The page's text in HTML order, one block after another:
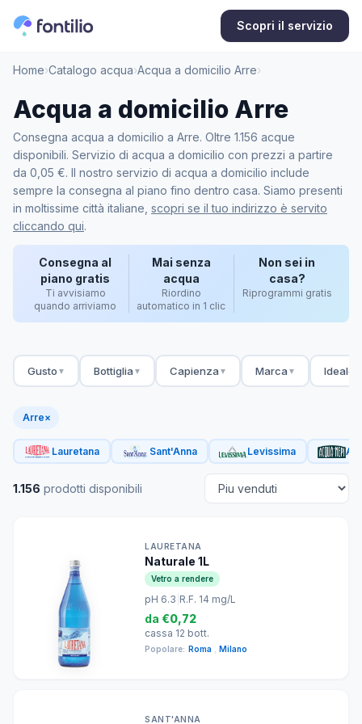
Scopri il servizio
Home›Catalogo acqua›Acqua a domicilio Arre›
Acqua a domicilio Arre
Consegna acqua a domicilio a Arre. Oltre 1.156 acque
disponibili. Servizio di acqua a domicilio con prezzi a partire
da 0,05 €. Il nostro servizio di acqua a domicilio include
sempre la consegna al piano fino dentro casa. Siamo presenti
in moltissime città italiane, scopri se il tuo indirizzo è servito
cliccando qui.
Consegna al
piano gratis
Ti avvisiamo
quando arriviamo
Mai senza
acqua
Riordino
automatico in 1 clic
Non sei in
casa?
Riprogrammi gratis
Gusto ▼ Bottiglia ▼ Capienza ▼ Marca ▼ Ideale
Arre×
Lauretana Sant'Anna Levissima
1.156 prodotti disponibili
LAURETANA
Naturale 1L
Vetro a rendere
pH 6.3 R.F. 14 mg/L
da €0,72
cassa 12 bott.
Popolare: Roma Milano
SANT'ANNA